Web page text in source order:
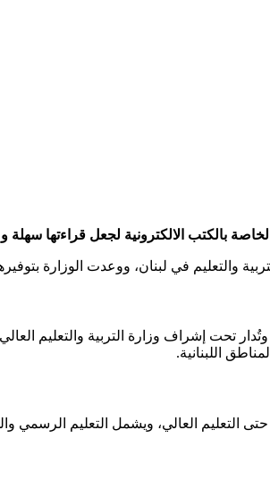
والتعليم في لبنان، ووعدت الوزارة
تحت إشراف وزارة التربية والتعليم
اللبنانية.
التعليم العالي، ويشمل التعليم الرسمي